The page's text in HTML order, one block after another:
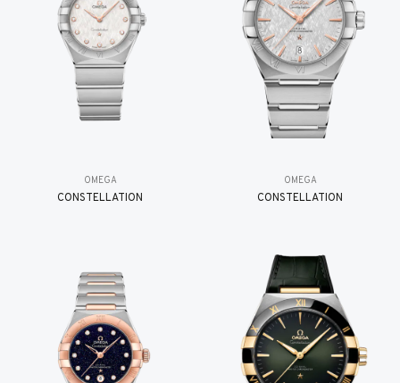
OMEGA
CONSTELLATION
OMEGA
CONSTELLATION